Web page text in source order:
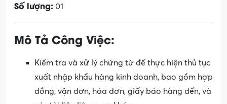
Số lượng: 01
Mô Tả Công Việc:
Kiểm tra và xử lý chứng từ để thực hiện thủ tục
xuất nhập khẩu hàng kinh doanh, bao gồm hợp
đồng, vận đơn, hóa đơn, giấy báo hàng đến, và